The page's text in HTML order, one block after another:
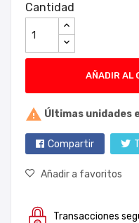
Cantidad
AÑADIR AL
 Últimas unidades
Compartir
Añadir a favoritos
Transacciones